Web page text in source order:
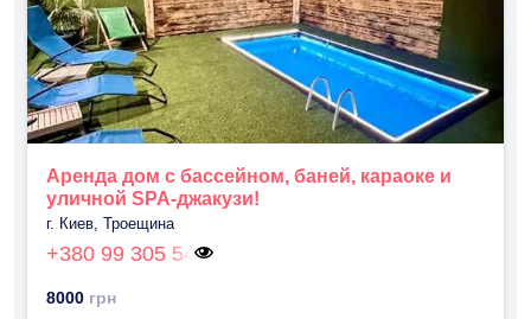
Аренда дом с бассейном, баней, караоке и
уличной SPA-джакузи!
г. Киев, Троещина
+380 99 305 54
8000 грн